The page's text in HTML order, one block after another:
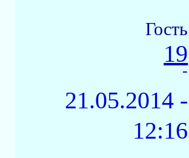
Гость
19
-
21.05.2014 -
12:16